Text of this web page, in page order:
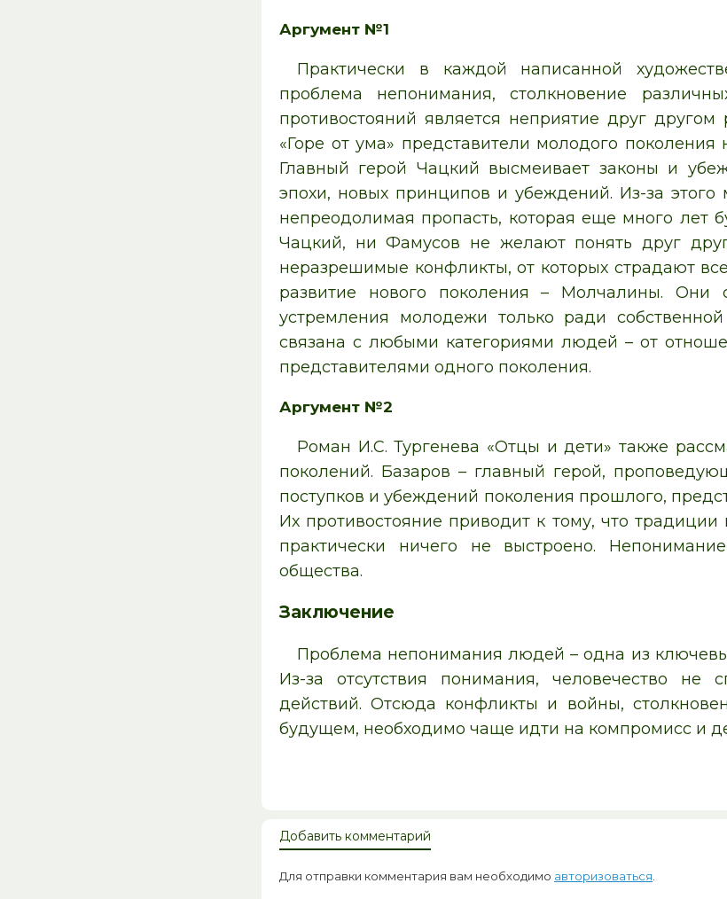
Аргумент №1
Практически в каждой написанной
проблема непонимания, столкновение
противостояний является неприятие друг
«Горе от ума» представители молодого
Главный герой Чацкий высмеивает законы и
эпохи, новых принципов и убеждений. Из-за
непреодолимая пропасть, которая еще много лет
Чацкий, ни Фамусов не желают понять друг
неразрешимые конфликты, от которых страдают
развитие нового поколения – Молчалины. Они
устремления молодежи только ради
связана с любыми категориями людей – от
представителями одного поколения.
Аргумент №2
Роман И.С. Тургенева «Отцы и дети» также
поколений. Базаров – главный герой,
поступков и убеждений поколения прошлого,
Их противостояние приводит к тому, что
практически ничего не выстроено.
общества.
Заключение
Проблема непонимания людей – одна из
Из-за отсутствия понимания, человечество не
действий. Отсюда конфликты и войны,
будущем, необходимо чаще идти на компромисс и
Добавить комментарий
Для отправки комментария вам необходимо авторизоваться